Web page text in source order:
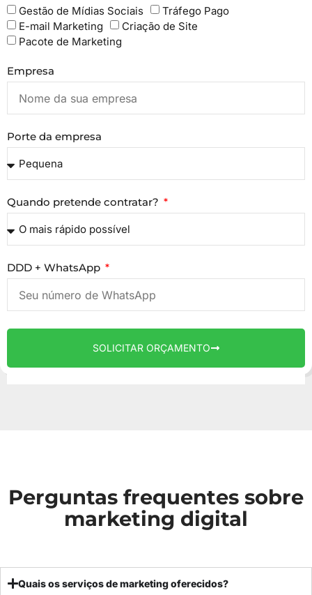
Gestão de Mídias Sociais
Tráfego Pago
E-mail Marketing
Criação de Site
Pacote de Marketing
Empresa
Porte da empresa
Quando pretende contratar?
DDD + WhatsApp
SOLICITAR ORÇAMENTO
Perguntas frequentes sobre
marketing digital
Quais os serviços de marketing oferecidos?